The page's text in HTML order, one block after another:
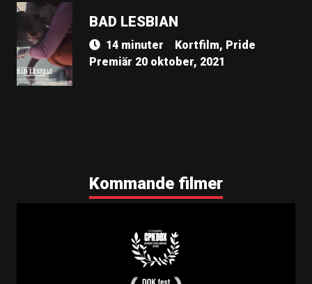
BAD LESBIAN
14 minuter
Kortfilm, Pride
Premiär 20 oktober, 2021
Kommande filmer